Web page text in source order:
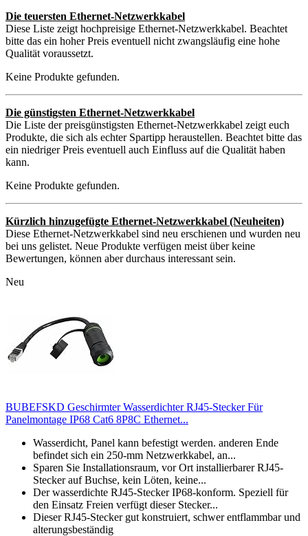
Die teuersten Ethernet-Netzwerkkabel
Diese Liste zeigt hochpreisige Ethernet-Netzwerkkabel. Beachtet
bitte das ein hoher Preis eventuell nicht zwangsläufig eine hohe
Qualität voraussetzt.
Keine Produkte gefunden.
Die günstigsten Ethernet-Netzwerkkabel
Die Liste der preisgünstigsten Ethernet-Netzwerkkabel zeigt euch
Produkte, die sich als echter Spartipp heraustellen. Beachtet bitte das
ein niedriger Preis eventuell auch Einfluss auf die Qualität haben
kann.
Keine Produkte gefunden.
Kürzlich hinzugefügte Ethernet-Netzwerkkabel (Neuheiten)
Diese Ethernet-Netzwerkkabel sind neu erschienen und wurden neu
bei uns gelistet. Neue Produkte verfügen meist über keine
Bewertungen, können aber durchaus interessant sein.
Neu
BUBEFSKD Geschirmter Wasserdichter RJ45-Stecker Für
Panelmontage IP68 Cat6 8P8C Ethernet...
Wasserdicht, Panel kann befestigt werden. anderen Ende
befindet sich ein 250-mm Netzwerkkabel, an...
Sparen Sie Installationsraum, vor Ort installierbarer RJ45-
Stecker auf Buchse, kein Löten, keine...
Der wasserdichte RJ45-Stecker IP68-konform. Speziell für
den Einsatz Freien verfügt dieser Stecker...
Dieser RJ45-Stecker gut konstruiert, schwer entflammbar und
alterungsbeständig